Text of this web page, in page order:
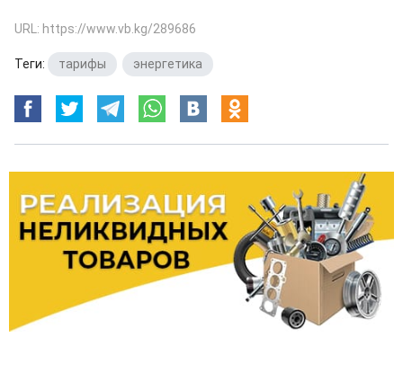
URL: https://www.vb.kg/289686
Теги: тарифы энергетика